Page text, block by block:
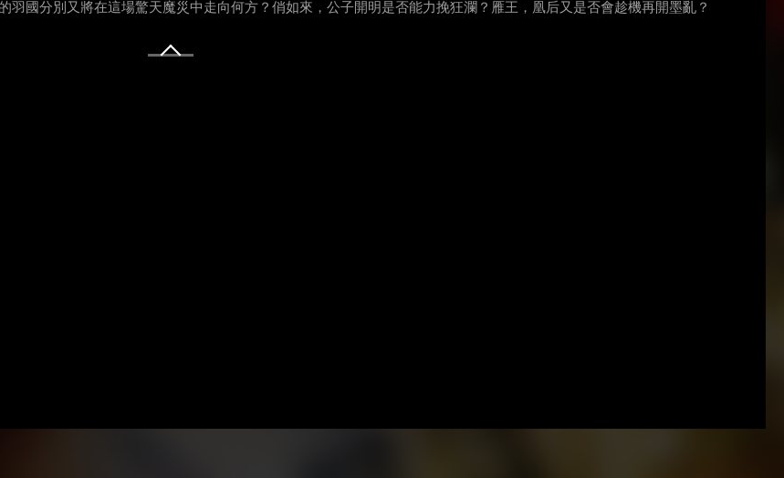
國分別又將在這場驚天魔災中走向何方？俏如來，公子開明是否能力挽狂瀾？雁王，凰后又是否會趁機再開墨亂？